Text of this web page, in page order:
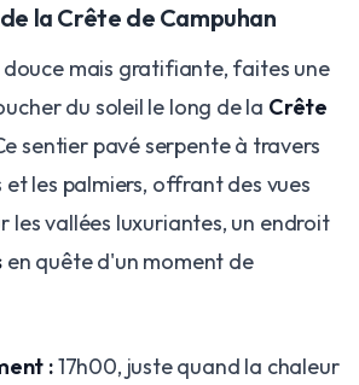
la Crête de Campuhan
mais gratifiante, faites une
du soleil le long de la Crête
sentier pavé serpente à travers
et les palmiers, offrant des vues
les vallées luxuriantes, un endroit
en quête d'un moment de
:17h00, juste quand la chaleur